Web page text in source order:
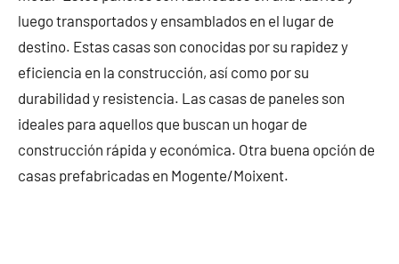
luego transportados y ensamblados en el lugar de
destino. Estas casas son conocidas por su rapidez y
eficiencia en la construcción, así como por su
durabilidad y resistencia. Las casas de paneles son
ideales para aquellos que buscan un hogar de
construcción rápida y económica. Otra buena opción de
casas prefabricadas en Mogente/Moixent.